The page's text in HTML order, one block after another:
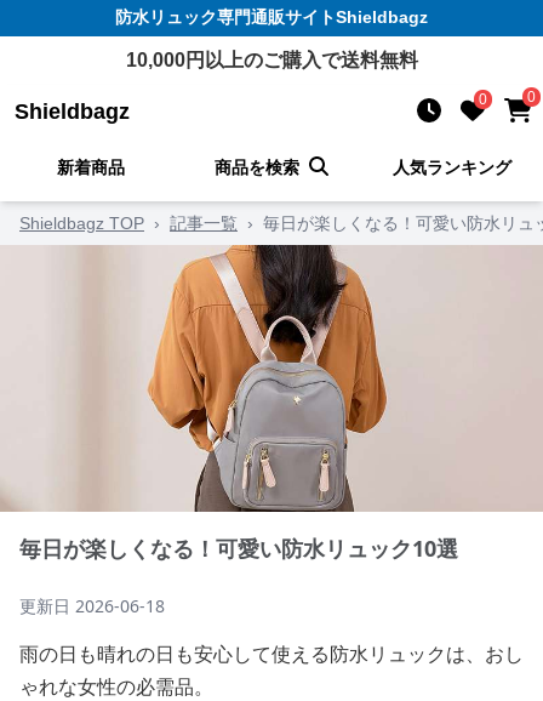
防水リュック専門通販サイトShieldbagz
10,000円以上のご購入で送料無料
Shieldbagz 0 0
新着商品 商品を検索 人気ランキング
Shieldbagz TOP › 記事一覧 › 毎日が楽しくなる！可愛い防水リュ
毎日が楽しくなる！可愛い防水リュック10選
更新日 2026-06-18
雨の日も晴れの日も安心して使える防水リュックは、おし
ゃれな女性の必需品。